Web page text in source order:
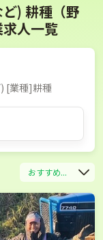
) 耕種（野
人一覧
[業種]耕種
おすすめ...